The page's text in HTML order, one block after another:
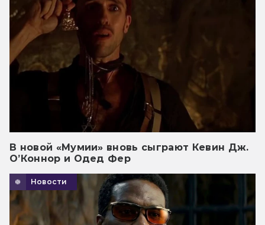
В новой «Мумии» вновь сыграют Кевин Дж.
О’Коннор и Одед Фер
Новости